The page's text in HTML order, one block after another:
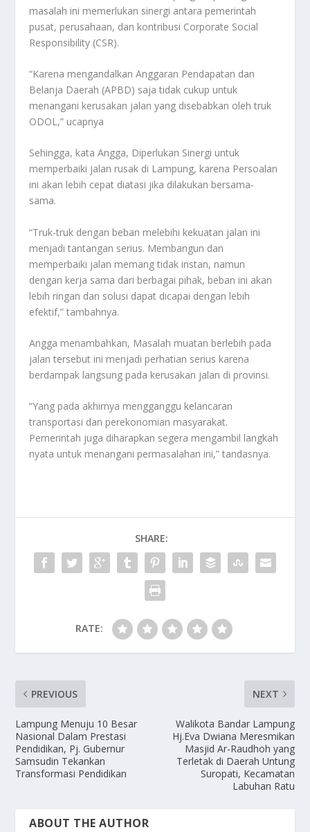
masalah ini memerlukan sinergi antara pemerintah
pusat, perusahaan, dan kontribusi Corporate Social
Responsibility (CSR).
“Karena mengandalkan Anggaran Pendapatan dan
Belanja Daerah (APBD) saja tidak cukup untuk
menangani kerusakan jalan yang disebabkan oleh truk
ODOL,” ucapnya
Sehingga, kata Angga, Diperlukan Sinergi untuk
memperbaiki jalan rusak di Lampung, karena Persoalan
ini akan lebih cepat diatasi jika dilakukan bersama-
sama.
“Truk-truk dengan beban melebihi kekuatan jalan ini
menjadi tantangan serius. Membangun dan
memperbaiki jalan memang tidak instan, namun
dengan kerja sama dari berbagai pihak, beban ini akan
lebih ringan dan solusi dapat dicapai dengan lebih
efektif,” tambahnya.
Angga menambahkan, Masalah muatan berlebih pada
jalan tersebut ini menjadi perhatian serius karena
berdampak langsung pada kerusakan jalan di provinsi.
“Yang pada akhirnya mengganggu kelancaran
transportasi dan perekonomian masyarakat.
Pemerintah juga diharapkan segera mengambil langkah
nyata untuk menangani permasalahan ini,” tandasnya.
SHARE:
RATE:
PREVIOUS
Lampung Menuju 10 Besar
Nasional Dalam Prestasi
Pendidikan, Pj. Gubernur
Samsudin Tekankan
Transformasi Pendidikan
NEXT
Walikota Bandar Lampung
Hj.Eva Dwiana Meresmikan
Masjid Ar-Raudhoh yang
Terletak di Daerah Untung
Suropati, Kecamatan
Labuhan Ratu
ABOUT THE AUTHOR